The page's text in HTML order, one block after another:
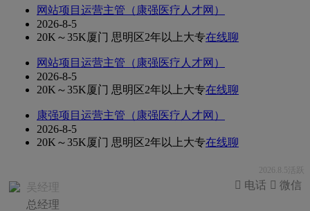
网站项目运营主管（康强医疗人才网）
2026-8-5
20K～35K厦门 思明区2年以上大专在线聊
网站项目运营主管（康强医疗人才网）
2026-8-5
20K～35K厦门 思明区2年以上大专在线聊
康强项目运营主管（康强医疗人才网）
2026-8-5
20K～35K厦门 思明区2年以上大专在线聊
2026.8.5活跃
吴经理
总经理
 微信
 电话